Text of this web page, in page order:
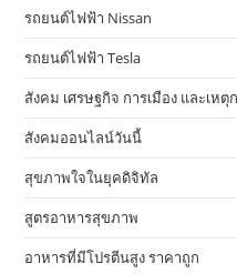
รถยนต์ไฟฟ้า Nissan
รถยนต์ไฟฟ้า Tesla
สังคม เศรษฐกิจ การเมือง และเห
สังคมออนไลน์วันนี้
สุขภาพใจในยุคดิจิทัล
สูตรอาหารสุขภาพ
อาหารที่มีโปรตีนสูง ราคาถูก